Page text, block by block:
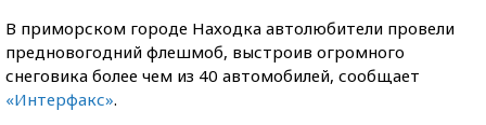
В приморском городе Находка автолюбители провели
предновогодний флешмоб, выстроив огромного
снеговика более чем из 40 автомобилей, сообщает
«Интерфакс».